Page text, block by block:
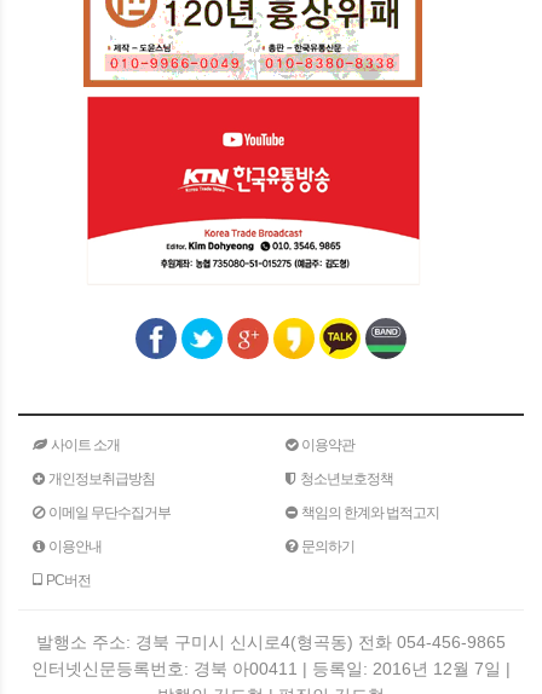
사이트 소개
이용약관
개인정보취급방침
청소년보호정책
이메일 무단수집거부
책임의 한계와 법적고지
이용안내
문의하기
PC버전
발행소 주소: 경북 구미시 신시로4(형곡동) 전화 054-456-9865
인터넷신문등록번호: 경북 아00411 | 등록일: 2016년 12월 7일 |